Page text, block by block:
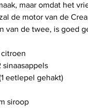
maar omdat het
de motor van de
van de twee, is goed
eetlepel gehakt)
siroop